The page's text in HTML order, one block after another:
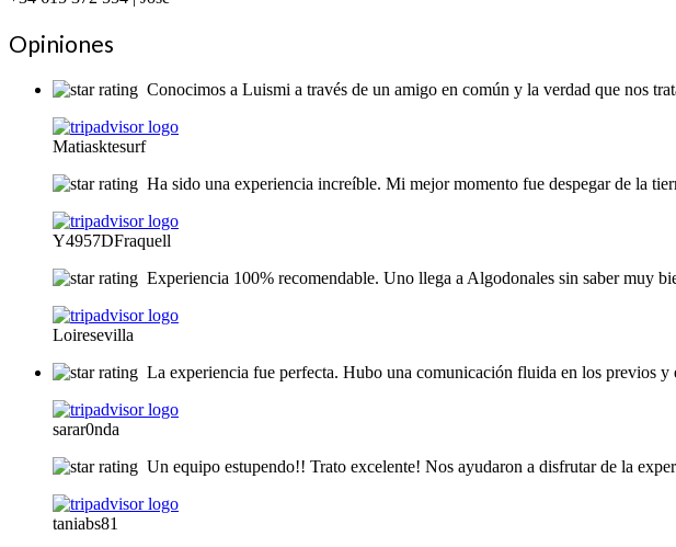
Opiniones
Conocimos a Luismi a través de un amigo en común y la verdad que nos
Matiasktesurf
Ha sido una experiencia increíble. Mi mejor momento fue despegar de la
Y4957DFraquell
Experiencia 100% recomendable. Uno llega a Algodonales sin saber muy
Loiresevilla
La experiencia fue perfecta. Hubo una comunicación fluida en los previos
sarar0nda
Un equipo estupendo!! Trato excelente! Nos ayudaron a disfrutar de la
taniabs81